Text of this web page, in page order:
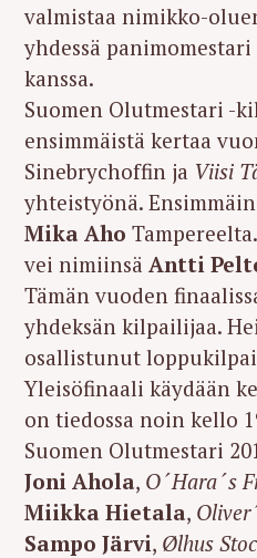
valmistaa nimikko-
yhdessä panimomestari
kanssa.
Suomen Olutmestari -
ensimmäistä kertaa
Sinebrychoffin ja Viisi
yhteistyönä.
Mika Aho
vei nimiinsä Antti
Tämän vuoden
yhdeksän kilpailijaa.
osallistunut
Yleisöfinaali käydään
on tiedossa noin kello
Suomen Olutmestari
Joni Ahola, O´Hara´s
Miikka Hietala,
Sampo Järvi, Ølhus